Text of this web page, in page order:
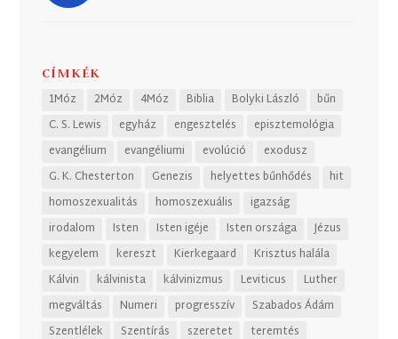
CÍMKÉK
1Móz 2Móz 4Móz Biblia Bolyki László
bűn
C. S. Lewis
egyház engesztelés
episztemológia
evangélium
evangéliumi evolúció
exodusz
G. K. Chesterton
Genezis helyettes bűnhődés
hit
homoszexualitás
homoszexuális
igazság
irodalom
Isten Isten igéje Isten országa
Jézus
kegyelem
kereszt Kierkegaard
Krisztus halála
Kálvin
kálvinista kálvinizmus Leviticus
Luther
megváltás
Numeri progresszív
Szabados Ádám
Szentlélek
Szentírás szeretet teremtés